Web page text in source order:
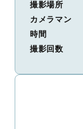
撮影場所
カメラマン
時間
撮影回数